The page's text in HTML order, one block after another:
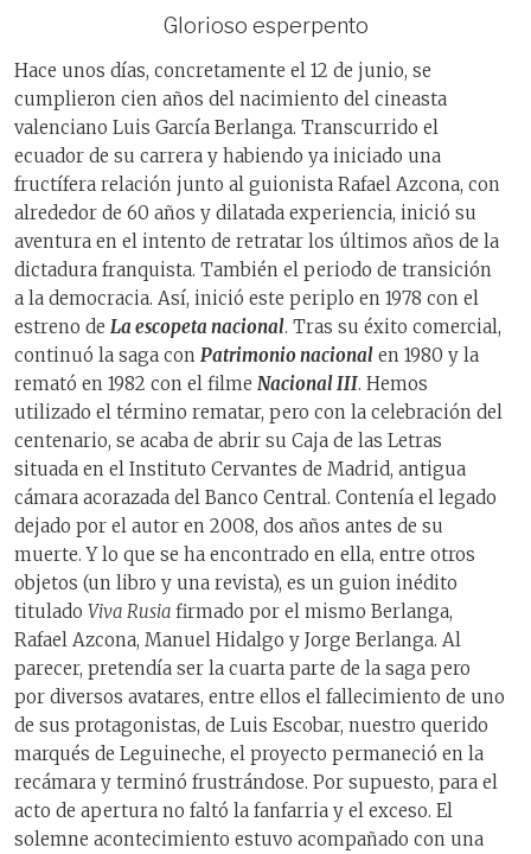
Glorioso esperpento
Hace unos días, concretamente el 12 de junio, se
cumplieron cien años del nacimiento del cineasta
valenciano Luis García Berlanga. Transcurrido el
ecuador de su carrera y habiendo ya iniciado una
fructífera relación junto al guionista Rafael Azcona, con
alrededor de 60 años y dilatada experiencia, inició su
aventura en el intento de retratar los últimos años de la
dictadura franquista. También el periodo de transición
a la democracia. Así, inició este periplo en 1978 con el
estreno de La escopeta nacional. Tras su éxito comercial,
continuó la saga con Patrimonio nacional en 1980 y la
remató en 1982 con el filme Nacional III. Hemos
utilizado el término rematar, pero con la celebración del
centenario, se acaba de abrir su Caja de las Letras
situada en el Instituto Cervantes de Madrid, antigua
cámara acorazada del Banco Central. Contenía el legado
dejado por el autor en 2008, dos años antes de su
muerte. Y lo que se ha encontrado en ella, entre otros
objetos (un libro y una revista), es un guion inédito
titulado Viva Rusia firmado por el mismo Berlanga,
Rafael Azcona, Manuel Hidalgo y Jorge Berlanga. Al
parecer, pretendía ser la cuarta parte de la saga pero
por diversos avatares, entre ellos el fallecimiento de uno
de sus protagonistas, de Luis Escobar, nuestro querido
marqués de Leguineche, el proyecto permaneció en la
recámara y terminó frustrándose. Por supuesto, para el
acto de apertura no faltó la fanfarria y el exceso. El
solemne acontecimiento estuvo acompañado con una